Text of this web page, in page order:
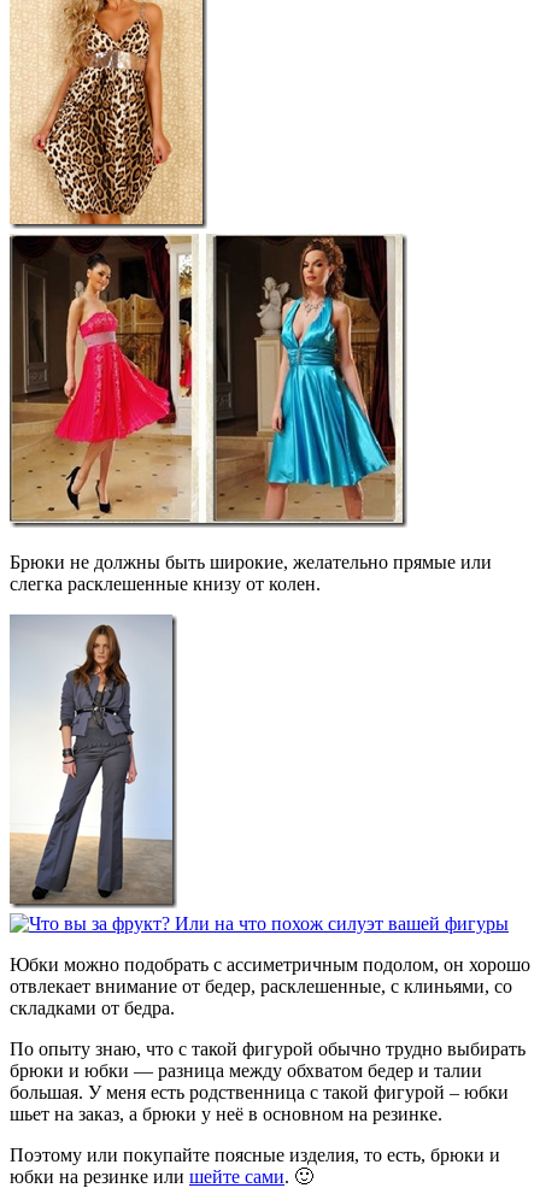
Брюки не должны быть широкие, желательно прямые или
слегка расклешенные книзу от колен.
Юбки можно подобрать с ассиметричным подолом, он хорошо
отвлекает внимание от бедер, расклешенные, с клиньями, со
складками от бедра.
По опыту знаю, что с такой фигурой обычно трудно выбирать
брюки и юбки — разница между обхватом бедер и талии
большая. У меня есть родственница с такой фигурой – юбки
шьет на заказ, а брюки у неё в основном на резинке.
Поэтому или покупайте поясные изделия, то есть, брюки и
юбки на резинке или шейте сами. 🙂